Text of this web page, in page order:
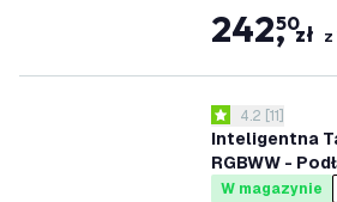
242,
50zł z
Inteligentna
RGBWW -
otwórz
4.2 Gwiazdki oceny
4.2 [11]
W magazynie